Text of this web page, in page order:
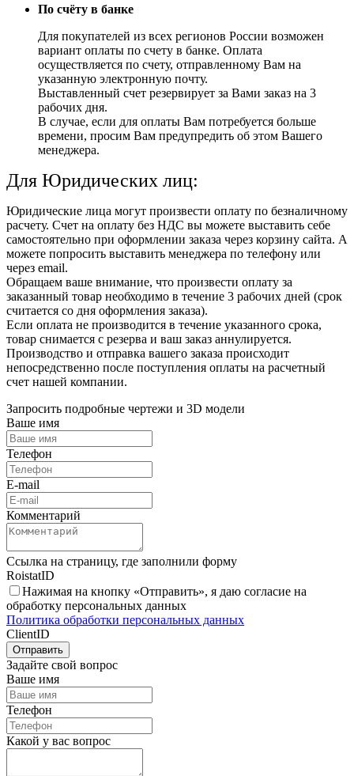
По счёту в банке
Для покупателей из всех регионов России возможен
вариант оплаты по счету в банке. Оплата
осуществляется по счету, отправленному Вам на
указанную электронную почту.
Выставленный счет резервирует за Вами заказ на 3
рабочих дня.
В случае, если для оплаты Вам потребуется больше
времени, просим Вам предупредить об этом Вашего
менеджера.
Для Юридических лиц:
Юридические лица могут произвести оплату по безналичному
расчету. Счет на оплату без НДС вы можете выставить себе
самостоятельно при оформлении заказа через корзину сайта. А
можете попросить выставить менеджера по телефону или
через email.
Обращаем ваше внимание, что произвести оплату за
заказанный товар необходимо в течение 3 рабочих дней (срок
считается со дня оформления заказа).
Если оплата не производится в течение указанного срока,
товар снимается с резерва и ваш заказ аннулируется.
Производство и отправка вашего заказа происходит
непосредственно после поступления оплаты на расчетный
счет нашей компании.
Запросить подробные чертежи и 3D модели
Ваше имя
Телефон
E-mail
Комментарий
Ссылка на страницу, где заполнили форму
RoistatID
Нажимая на кнопку «Отправить», я даю согласие на
обработку персональных данных
Политика обработки персональных данных
ClientID
Отправить
Задайте свой вопрос
Ваше имя
Телефон
Какой у вас вопрос